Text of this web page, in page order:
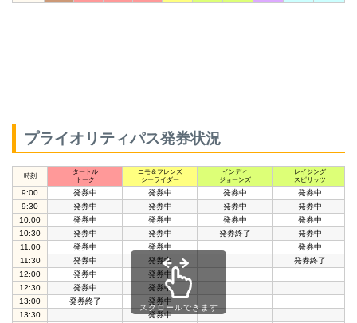
プライオリティパス発券状況
時刻
タートル
トーク
ニモ＆フレンズ
シーライダー
インディ
ジョーンズ
レイジング
スピリッツ
9:00 発券中 発券中 発券中
発券中
9:30
発券中 発券中 発券中
発券中
10:00
発券中 発券中 発券中
発券中
10:30
発券中 発券中 発券終了
発券中
11:00
発券中 発券中
発券中
11:30
発券中 発券中
発券終了
12:00
発券中
発券中
12:30
発券中
発券中
13:00
発券終了
発券中
13:30
発券中
スクロールできます